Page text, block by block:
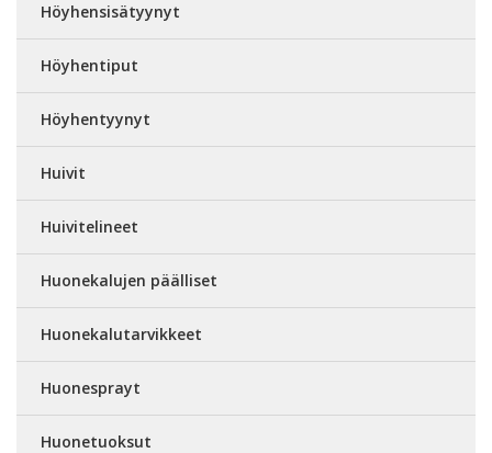
Höyhensisätyynyt
Höyhentiput
Höyhentyynyt
Huivit
Huivitelineet
Huonekalujen päälliset
Huonekalutarvikkeet
Huonesprayt
Huonetuoksut